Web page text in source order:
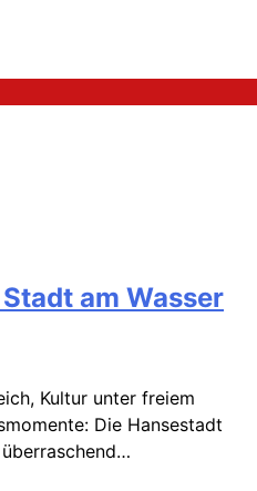
am Wasser
Kultur unter freiem
Die Hansestadt